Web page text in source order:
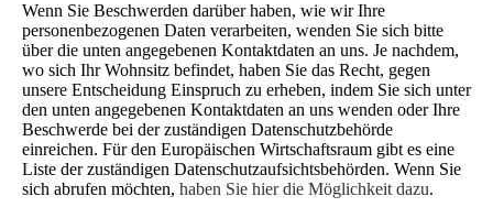
Wenn Sie Beschwerden darüber haben, wie wir Ihre
personenbezogenen Daten verarbeiten, wenden Sie sich bitte
über die unten angegebenen Kontaktdaten an uns. Je nachdem,
wo sich Ihr Wohnsitz befindet, haben Sie das Recht, gegen
unsere Entscheidung Einspruch zu erheben, indem Sie sich unter
den unten angegebenen Kontaktdaten an uns wenden oder Ihre
Beschwerde bei der zuständigen Datenschutzbehörde
einreichen. Für den Europäischen Wirtschaftsraum gibt es eine
Liste der zuständigen Datenschutzaufsichtsbehörden. Wenn Sie
sich abrufen möchten, haben Sie hier die Möglichkeit dazu.